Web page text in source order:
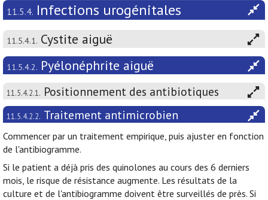
11.5.4. Infections urogénitales
11.5.4.1. Cystite aiguë
11.5.4.2. Pyélonéphrite aiguë
11.5.4.2.1. Positionnement des antibiotiques
11.5.4.2.2. Traitement antimicrobien
Commencer par un traitement empirique, puis ajuster en fonction
de l'antibiogramme.
Si le patient a déjà pris des quinolones au cours des 6 derniers
mois, le risque de résistance augmente. Les résultats de la
culture et de l'antibiogramme doivent être surveillés de près. Si